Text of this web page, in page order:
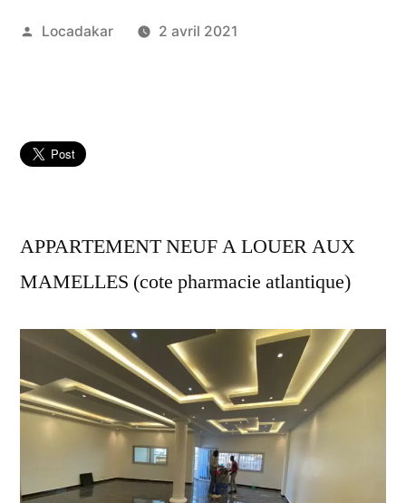
Publié
Locadakar 2 avril 2021
APPARTEMENT NEUF A LOUER AUX
MAMELLES (cote pharmacie atlantique)